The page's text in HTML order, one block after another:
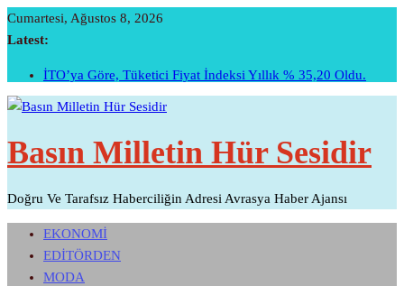
Skip
To
Cumartesi, Ağustos 8, 2026
Latest:
İTO’ya Göre, Tüketici Fiyat İndeksi Yıllık % 35,20 Oldu.
Şehit Pilot Yüzbaşı Cengiz Topel Mezarı Başında Anıldı…
Başarının Işareti…BTM Ilk Altı Ayda 11 Milyon Dolarlık
Yatırım Çekti…
Basın Milletin Hür Sesidir
Doğru Ve Tarafsız Haberciliğin Adresi Avrasya Haber Ajansı
EKONOMİ
EDİTÖRDEN
MODA